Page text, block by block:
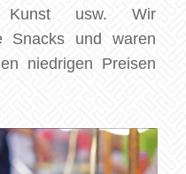
Kunst usw. Wir
Snacks und waren
niedrigen Preisen